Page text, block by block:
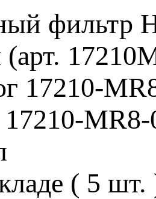
MR8-
( 5 шт.